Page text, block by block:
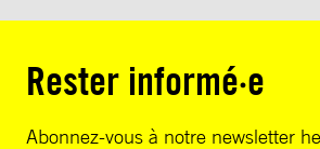
Rester informé·e
Abonnez-vous à notre newsletter